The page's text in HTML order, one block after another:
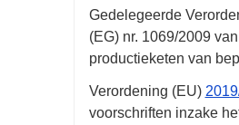
Gedelegeerde
(EG) nr. 1069/2009van
productieketen van
Verordening (EU)
voorschriften inzake